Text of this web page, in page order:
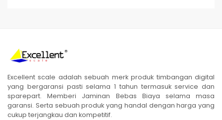
Excellent scale adalah sebuah merk produk timbangan digital
yang bergaransi pasti selama 1 tahun termasuk service dan
sparepart. Memberi Jaminan Bebas Biaya selama masa
garansi. Serta sebuah produk yang handal dengan harga yang
cukup terjangkau dan kompetitif.